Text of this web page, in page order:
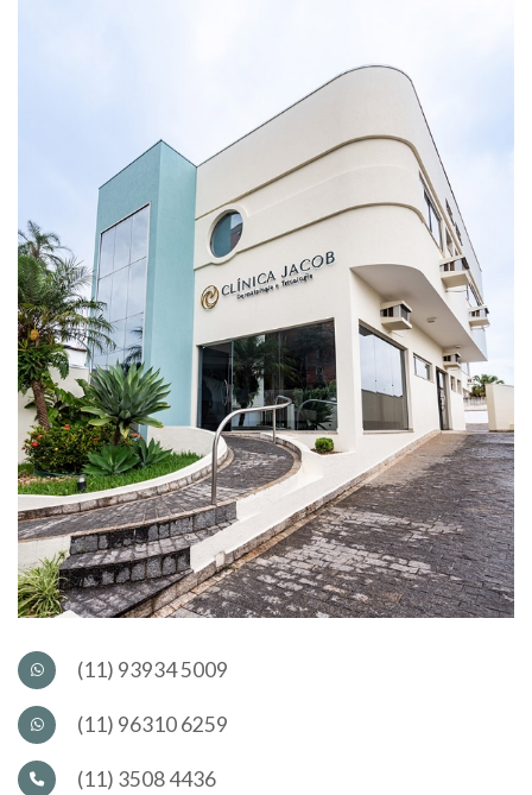
(11) 93934 5009
(11) 96310 6259
(11) 3508 4436